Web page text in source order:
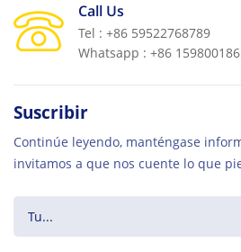
Call Us
Tel : +86 59522768789
Whatsapp : +86
Suscribir
Continúe leyendo, manténgase
invitamos a que nos cuente lo que